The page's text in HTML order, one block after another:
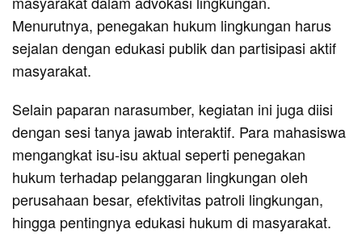
Menurutnya, penegakan hukum lingkungan harus
sejalan dengan edukasi publik dan partisipasi aktif
masyarakat.
Selain paparan narasumber, kegiatan ini juga diisi
dengan sesi tanya jawab interaktif. Para mahasiswa
mengangkat isu-isu aktual seperti penegakan
hukum terhadap pelanggaran lingkungan oleh
perusahaan besar, efektivitas patroli lingkungan,
hingga pentingnya edukasi hukum di masyarakat.